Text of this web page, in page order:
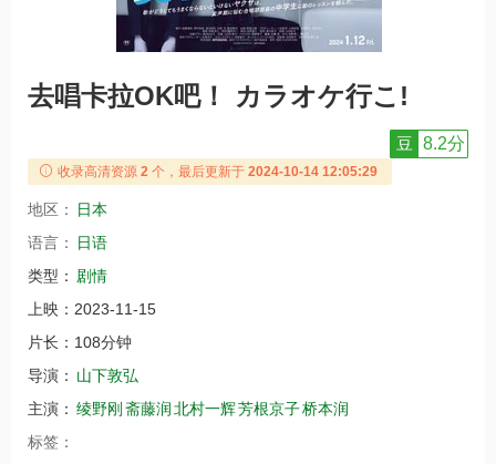
去唱卡拉OK吧！ カラオケ行こ!
豆 8.2分
收录高清资源 2 个，最后更新于 2024-10-14 12:05:29
地区：
日本
语言：
日语
类型： 剧情
上映： 2023-11-15
片长： 108分钟
导演： 山下敦弘
主演： 绫野刚 斋藤润北村一辉芳根京子桥本润
标签：